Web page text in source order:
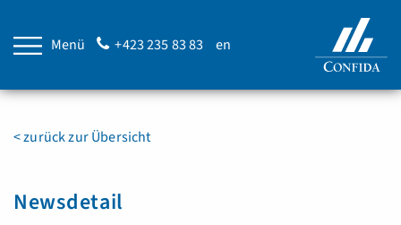
Menü +423 235 83 83 en
< zurück zur Übersicht
Newsdetail